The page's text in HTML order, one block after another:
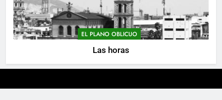
EL PLANO OBLICUO
Las horas